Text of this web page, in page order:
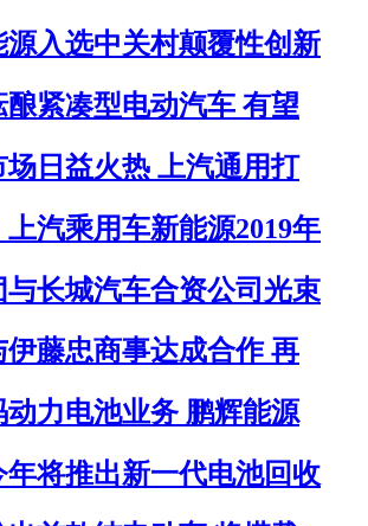
源入选中关村颠覆性创新
紧凑型电动汽车 有望
场日益火热 上汽通用打
汽乘用车新能源2019年
与长城汽车合资公司光束
伊藤忠商事达成合作 再
动力电池业务 鹏辉能源
年将推出新一代电池回收